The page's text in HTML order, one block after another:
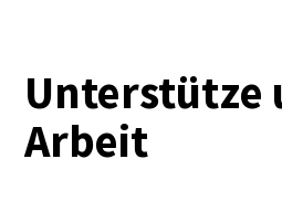
Unterstütze
Arbeit